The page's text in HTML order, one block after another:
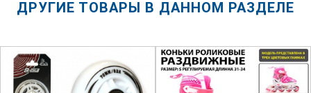
ДРУГИЕ ТОВАРЫ В ДАННОМ РАЗДЕЛЕ